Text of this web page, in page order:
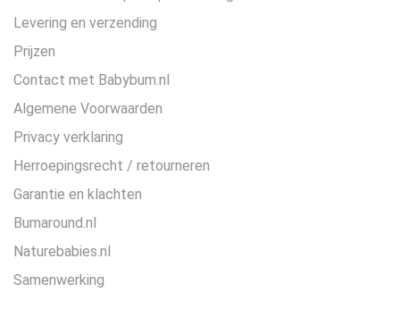
Levering en verzending
Prijzen
Contact met Babybum.nl
Algemene Voorwaarden
Privacy verklaring
Herroepingsrecht / retourneren
Garantie en klachten
Bumaround.nl
Naturebabies.nl
Samenwerking